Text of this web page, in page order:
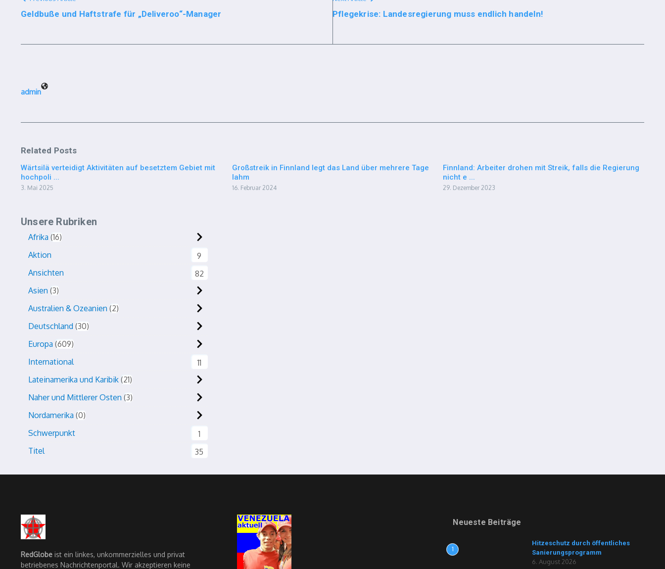
Geldbuße und Haftstrafe für „Deliveroo“-Manager Pflegekrise: Landesregierung muss endlich handeln!
admin
Related Posts
Wärtsilä verteidigt Aktivitäten auf besetztem Gebiet mit
hochpoli ...
3. Mai 2025
Großstreik in Finnland legt das Land über mehrere Tage
lahm
16. Februar 2024
Finnland: Arbeiter drohen mit Streik, falls die Regierung
nicht e ...
29. Dezember 2023
Unsere Rubriken
Afrika 16
Aktion
9
Ansichten
82
Asien 3
Australien & Ozeanien 2
Deutschland 30
Europa 609
International
11
Lateinamerika und Karibik 21
Naher und Mittlerer Osten 3
Nordamerika 0
Schwerpunkt
1
Titel
35
RedGlobe ist ein linkes, unkommerzielles und privat
betriebenes Nachrichtenportal. Wir akzeptieren keine
Neueste Beiträge
1
Hitzeschutz durch öffentliches
Sanierungsprogramm
6. August 2026